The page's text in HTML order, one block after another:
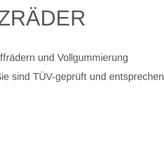
und Vollgummierung
sind TÜV-geprüft und entsprechen